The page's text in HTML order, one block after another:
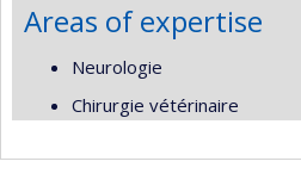
Areas of expertise
Neurologie
Chirurgie vétérinaire